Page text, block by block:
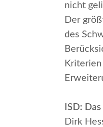
nicht
Der
des
ISD:
Dirk